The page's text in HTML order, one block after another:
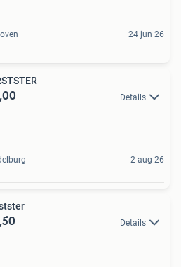
24 jun 26
Details
2 aug 26
Details